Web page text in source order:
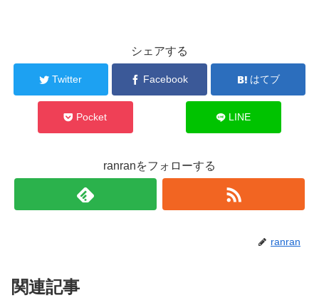
シェアする
Twitter Facebook はてブ
Pocket LINE
ranranをフォローする
ranran
関連記事